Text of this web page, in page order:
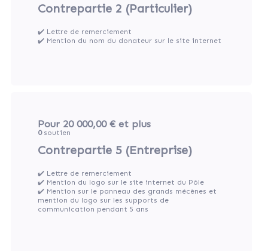
Contrepartie 2 (Particulier)
✔️ Lettre de remerciement
✔️ Mention du nom du donateur sur le site internet
Pour 20 000,00 € et plus
0soutien
Contrepartie 5 (Entreprise)
✔️ Lettre de remerciement
✔️ Mention du logo sur le site internet du Pôle
✔️ Mention sur le panneau des grands mécènes et
mention du logo sur les supports de
communication pendant 5 ans